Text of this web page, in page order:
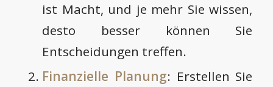
ist Macht, und je mehr Sie wissen,
desto besser können Sie
Entscheidungen treffen.
Finanzielle Planung: Erstellen Sie